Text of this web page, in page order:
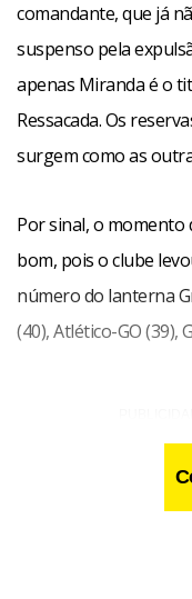
comandante, que já
suspenso pela
apenas Miranda é o
Ressacada. Os
surgem como as
Por sinal, o momento
bom, pois o clube
número do lanterna
(40), Atlético-GO (39),